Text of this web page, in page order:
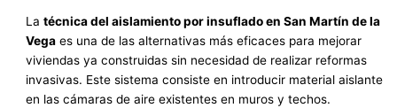
Latécnica del aislamiento por insuflado en San Martín de la
Vega es una de las alternativas más eficaces para mejorar
viviendas ya construidas sin necesidad de realizar reformas
invasivas. Este sistema consiste en introducir material aislante
en las cámaras de aire existentes en muros y techos.